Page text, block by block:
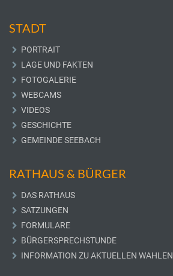
STADT
PORTRAIT
LAGE UND FAKTEN
FOTOGALERIE
WEBCAMS
VIDEOS
GESCHICHTE
GEMEINDE SEEBACH
RATHAUS & BÜRGER
DAS RATHAUS
SATZUNGEN
FORMULARE
BÜRGERSPRECHSTUNDE
INFORMATION ZU AKTUELLEN WAHLEN